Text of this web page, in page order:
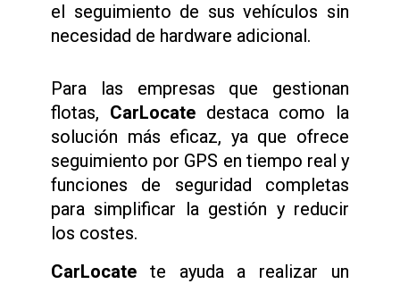
el seguimiento de sus vehículos sin
necesidad de hardware adicional.
Para las empresas que gestionan
flotas, CarLocatedestaca como la
solución más eficaz, ya que ofrece
seguimiento por GPS en tiempo real y
funciones de seguridad completas
para simplificar la gestión y reducir
los costes.
CarLocate te ayuda a realizar un